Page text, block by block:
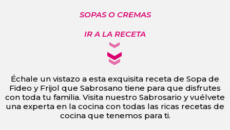
SOPAS O CREMAS
IR A LA RECETA
Échale un vistazo a esta exquisita receta de Sopa de
Fideo y Frijol que Sabrosano tiene para que disfrutes
con toda tu familia. Visita nuestro Sabrosario y vuélvete
una experta en la cocina con todas las ricas recetas de
cocina que tenemos para ti.